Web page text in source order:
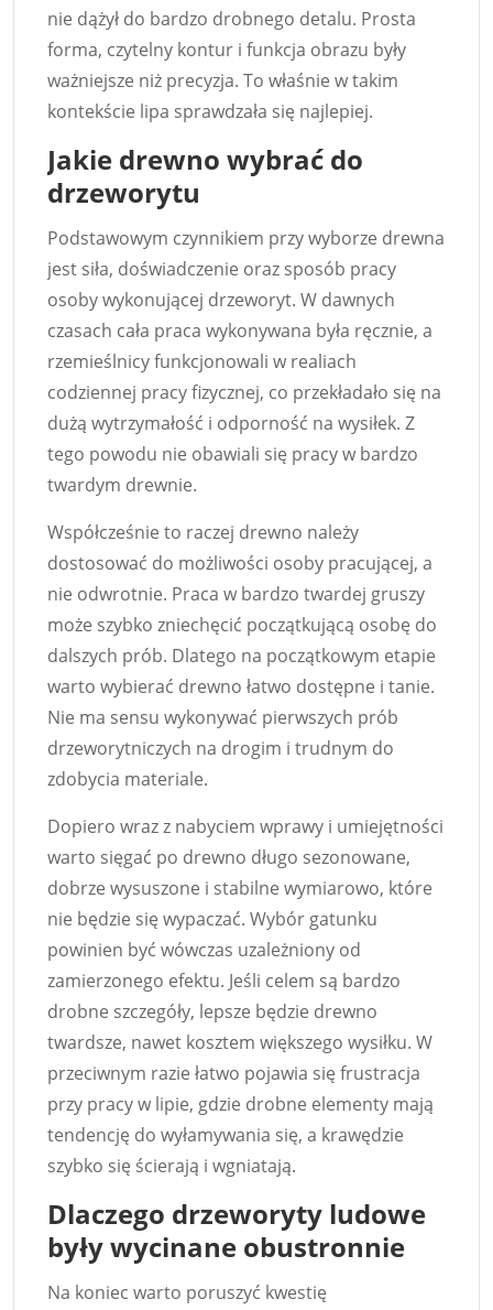
nie dążył do bardzo drobnego detalu. Prosta
forma, czytelny kontur i funkcja obrazu były
ważniejsze niż precyzja. To właśnie w takim
kontekście lipa sprawdzała się najlepiej.
Jakie drewno wybrać do
drzeworytu
Podstawowym czynnikiem przy wyborze drewna
jest siła, doświadczenie oraz sposób pracy
osoby wykonującej drzeworyt. W dawnych
czasach cała praca wykonywana była ręcznie, a
rzemieślnicy funkcjonowali w realiach
codziennej pracy fizycznej, co przekładało się na
dużą wytrzymałość i odporność na wysiłek. Z
tego powodu nie obawiali się pracy w bardzo
twardym drewnie.
Współcześnie to raczej drewno należy
dostosować do możliwości osoby pracującej, a
nie odwrotnie. Praca w bardzo twardej gruszy
może szybko zniechęcić początkującą osobę do
dalszych prób. Dlatego na początkowym etapie
warto wybierać drewno łatwo dostępne i tanie.
Nie ma sensu wykonywać pierwszych prób
drzeworytniczych na drogim i trudnym do
zdobycia materiale.
Dopiero wraz z nabyciem wprawy i umiejętności
warto sięgać po drewno długo sezonowane,
dobrze wysuszone i stabilne wymiarowo, które
nie będzie się wypaczać. Wybór gatunku
powinien być wówczas uzależniony od
zamierzonego efektu. Jeśli celem są bardzo
drobne szczegóły, lepsze będzie drewno
twardsze, nawet kosztem większego wysiłku. W
przeciwnym razie łatwo pojawia się frustracja
przy pracy w lipie, gdzie drobne elementy mają
tendencję do wyłamywania się, a krawędzie
szybko się ścierają i wgniatają.
Dlaczego drzeworyty ludowe
były wycinane obustronnie
Na koniec warto poruszyć kwestię